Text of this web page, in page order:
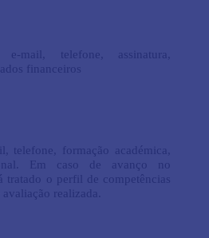
e-mail, telefone, assinatura,
financeiros
telefone, formação académica,
Em caso de avanço no
tratado o perfil de competências
realizada.